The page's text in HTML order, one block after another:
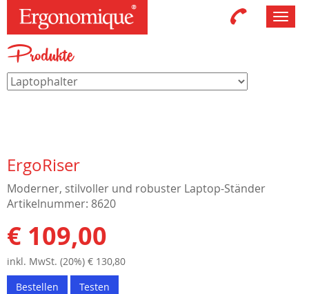
Produkte
ErgoRiser
Moderner, stilvoller und robuster Laptop-Ständer
Artikelnummer: 8620
€ 109,00
inkl. MwSt. (20%) € 130,80
Bestellen Testen